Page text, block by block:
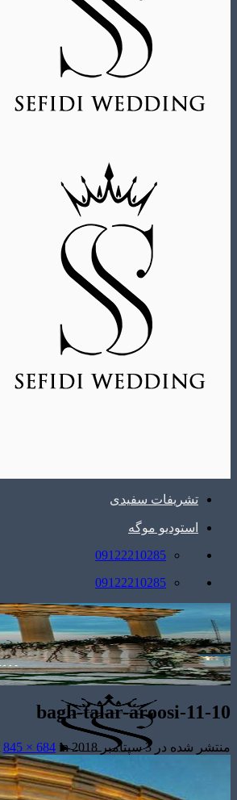
تشریفات سفیدی
استودیو موگه
09122210285
09122210285
bagh-talar-aroosi-11-10
منتشر شده در3 سپتامبر 2018 at
845 × 684 in